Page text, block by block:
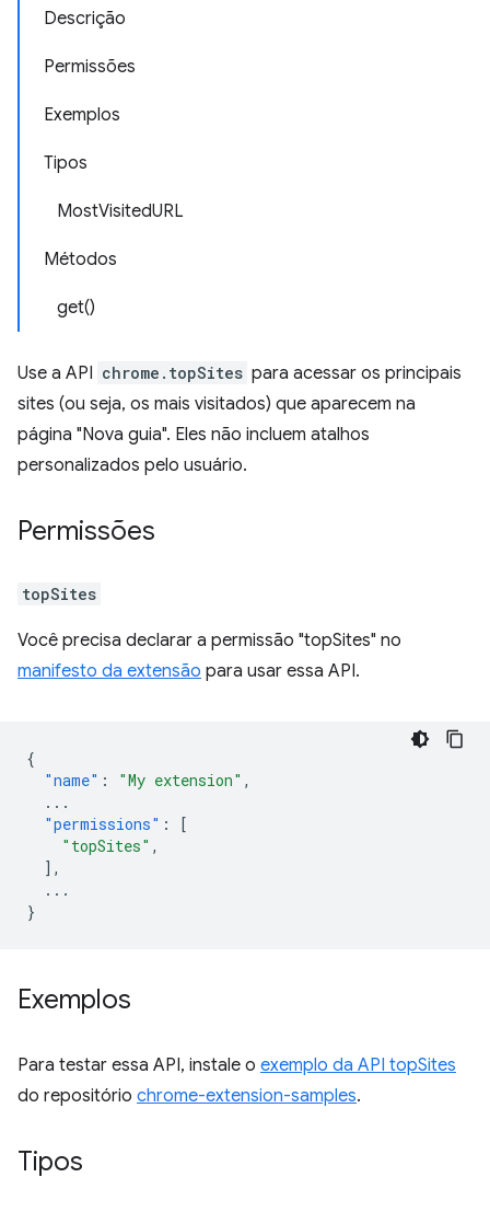
Descrição
Permissões
Exemplos
Tipos
MostVisitedURL
Métodos
get()
Use a API chrome.topSites para acessar os principais
sites (ou seja, os mais visitados) que aparecem na
página "Nova guia". Eles não incluem atalhos
personalizados pelo usuário.
Permissões
topSites
Você precisa declarar a permissão "topSites" no
manifesto da extensão para usar essa API.
{
"name" : "My extension" ,
...
"permissions" :
[
"topSites" ,
],
...
}
Exemplos
Para testar essa API, instale o exemplo da API topSites
do repositório chrome-extension-samples.
Tipos